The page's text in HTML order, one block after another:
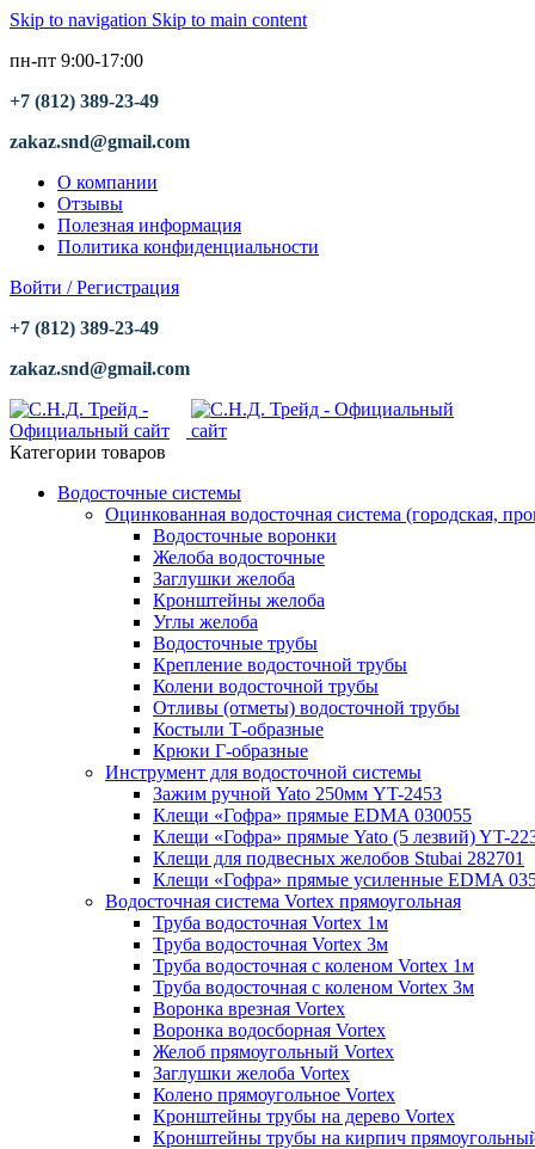
Skip to navigation Skip to main content
пн-пт 9:00-17:00
+7 (812) 389-23-49
zakaz.snd@gmail.com
О компании
Отзывы
Полезная информация
Политика конфиденциальности
Войти / Регистрация
+7 (812) 389-23-49
zakaz.snd@gmail.com
Категории товаров
Водосточные системы
Оцинкованная водосточная система (городская,
Водосточные воронки
Желоба водосточные
Заглушки желоба
Кронштейны желоба
Углы желоба
Водосточные трубы
Крепление водосточной трубы
Колени водосточной трубы
Отливы (отметы) водосточной трубы
Костыли Т-образные
Крюки Г-образные
Инструмент для водосточной системы
Зажим ручной Yato 250мм YT-2453
Клещи «Гофра» прямые EDMA 030055
Клещи «Гофра» прямые Yato (5 лезвий) YT-
Клещи для подвесных желобов Stubai 282701
Клещи «Гофра» прямые усиленные EDMA
Водосточная система Vortex прямоугольная
Труба водосточная Vortex 1м
Труба водосточная Vortex 3м
Труба водосточная с коленом Vortex 1м
Труба водосточная с коленом Vortex 3м
Воронка врезная Vortex
Воронка водосборная Vortex
Желоб прямоугольный Vortex
Заглушки желоба Vortex
Колено прямоугольное Vortex
Кронштейны трубы на дерево Vortex
Кронштейны трубы на кирпич